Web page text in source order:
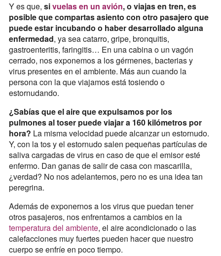
Y es que, sivuelas en un avión, o viajas en tren, es
posible que compartas asiento con otro pasajero que
puede estar incubando o haber desarrollado alguna
enfermedad, ya sea catarro, gripe, bronquitis,
gastroenteritis, faringitis… En una cabina o un vagón
cerrado, nos exponemos a los gérmenes, bacterias y
virus presentes en el ambiente. Más aun cuando la
persona con la que viajamos está tosiendo o
estornudando.
¿Sabías que el aire que expulsamos por los
pulmones al toser puede viajar a 160 kilómetros por
hora? La misma velocidad puede alcanzar un estornudo.
Y, con la tos y el estornudo salen pequeñas partículas de
saliva cargadas de virus en caso de que el emisor esté
enfermo. Dan ganas de salir de casa con mascarilla,
¿verdad? No nos adelantemos, pero no es una idea tan
peregrina.
Además de exponernos a los virus que puedan tener
otros pasajeros, nos enfrentamos a cambios en la
temperatura del ambiente, el aire acondicionado o las
calefacciones muy fuertes pueden hacer que nuestro
cuerpo se enfríe en poco tiempo.